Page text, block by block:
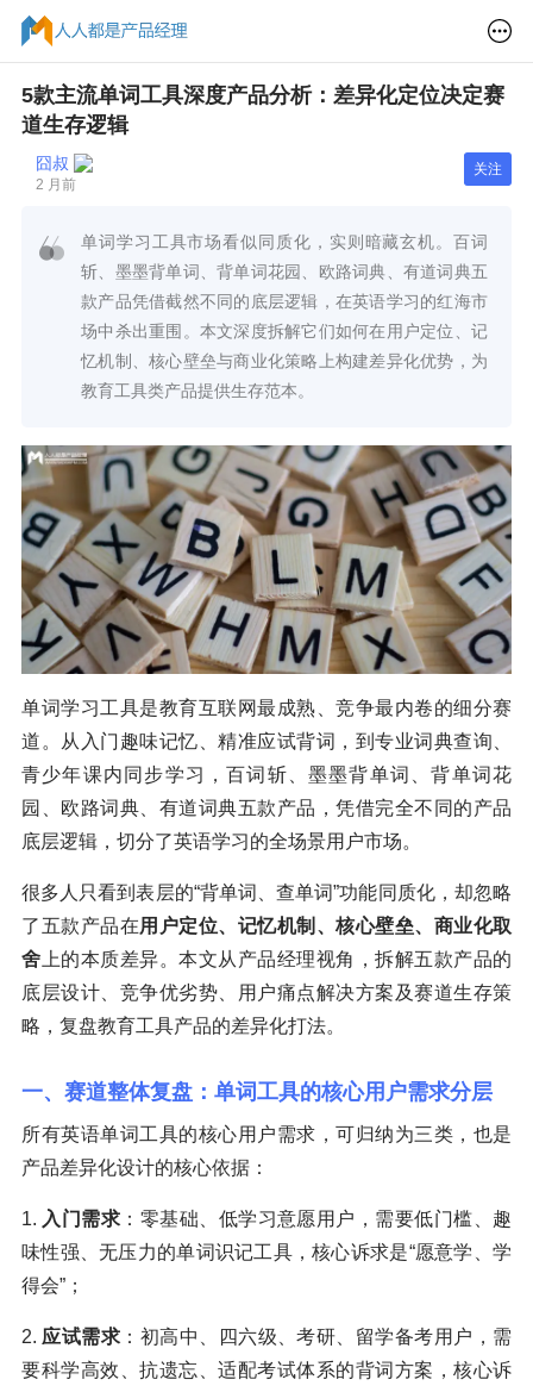
5款主流单词工具深度产品分析：差异化定位决定赛
道生存逻辑
囧叔
2 月前
关注
单词学习工具市场看似同质化，实则暗藏玄机。百词
斩、墨墨背单词、背单词花园、欧路词典、有道词典五
款产品凭借截然不同的底层逻辑，在英语学习的红海市
场中杀出重围。本文深度拆解它们如何在用户定位、记
忆机制、核心壁垒与商业化策略上构建差异化优势，为
教育工具类产品提供生存范本。
单词学习工具是教育互联网最成熟、竞争最内卷的细分赛
道。从入门趣味记忆、精准应试背词，到专业词典查询、
青少年课内同步学习，百词斩、墨墨背单词、背单词花
园、欧路词典、有道词典五款产品，凭借完全不同的产品
底层逻辑，切分了英语学习的全场景用户市场。
很多人只看到表层的“背单词、查单词”功能同质化，却忽略
了五款产品在用户定位、记忆机制、核心壁垒、商业化取
舍 上的本质差异。本文从产品经理视角，拆解五款产品的
底层设计、竞争优劣势、用户痛点解决方案及赛道生存策
略，复盘教育工具产品的差异化打法。
一、赛道整体复盘：单词工具的核心用户需求分层
所有英语单词工具的核心用户需求，可归纳为三类，也是
产品差异化设计的核心依据：
1. 入门需求 ：零基础、低学习意愿用户，需要低门槛、趣
味性强、无压力的单词识记工具，核心诉求是“愿意学、学
得会”；
2. 应试需求 ：初高中、四六级、考研、留学备考用户，需
要科学高效、抗遗忘、适配考试体系的背词方案，核心诉